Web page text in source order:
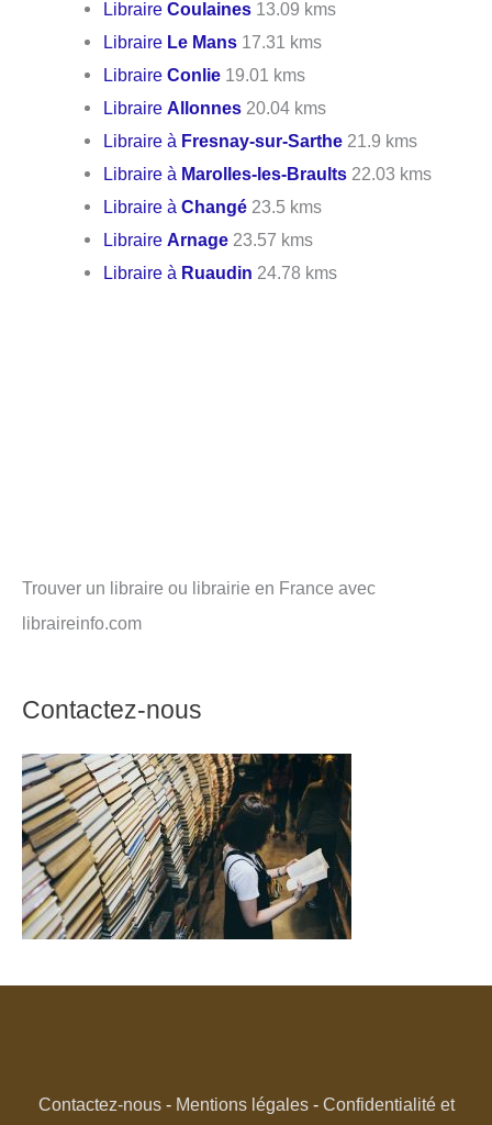
LibraireCoulaines 13.09 kms
Libraire Le Mans 17.31 kms
LibraireConlie 19.01 kms
LibraireAllonnes 20.04 kms
Libraire à Fresnay-sur-Sarthe 21.9 kms
Libraire à Marolles-les-Braults 22.03 kms
Libraire àChangé 23.5 kms
LibraireArnage 23.57 kms
Libraire à Ruaudin 24.78 kms
Trouver un libraire ou librairie en France avec
libraireinfo.com
Contactez-nous
Contactez-nous- Mentions légales- Confidentialité et